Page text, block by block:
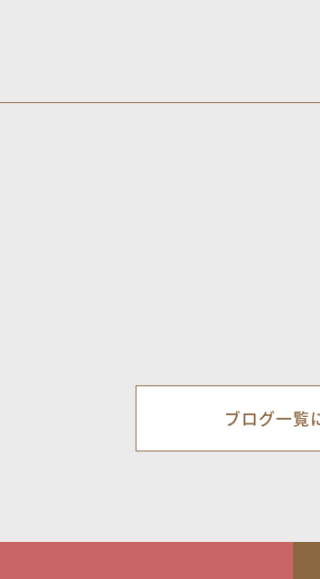
ブログ一覧